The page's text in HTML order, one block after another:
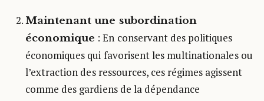
Maintenant une subordination
économique : En conservant des politiques
économiques qui favorisent les multinationales ou
l’extraction des ressources, ces régimes agissent
comme des gardiens de la dépendance